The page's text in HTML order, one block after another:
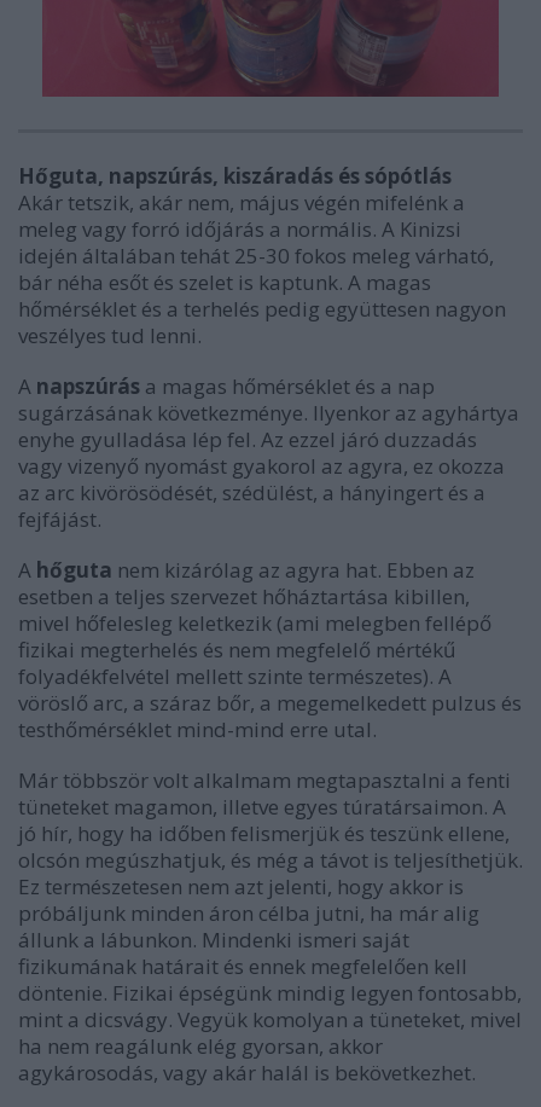
Hőguta, napszúrás, kiszáradás és sópótlás
Akár tetszik, akár nem, május végén mifelénk a
meleg vagy forró időjárás a normális. A Kinizsi
idején általában tehát 25-30 fokos meleg várható,
bár néha esőt és szelet is kaptunk. A magas
hőmérséklet és a terhelés pedig együttesen nagyon
veszélyes tud lenni.
A napszúrás a magas hőmérséklet és a nap
sugárzásának következménye. Ilyenkor az agyhártya
enyhe gyulladása lép fel. Az ezzel járó duzzadás
vagy vizenyő nyomást gyakorol az agyra, ez okozza
az arc kivörösödését, szédülést, a hányingert és a
fejfájást.
A hőguta nem kizárólag az agyra hat. Ebben az
esetben a teljes szervezet hőháztartása kibillen,
mivel hőfelesleg keletkezik (ami melegben fellépő
fizikai megterhelés és nem megfelelő mértékű
folyadékfelvétel mellett szinte természetes). A
vöröslő arc, a száraz bőr, a megemelkedett pulzus és
testhőmérséklet mind-mind erre utal.
Már többször volt alkalmam megtapasztalni a fenti
tüneteket magamon, illetve egyes túratársaimon. A
jó hír, hogy ha időben felismerjük és teszünk ellene,
olcsón megúszhatjuk, és még a távot is teljesíthetjük.
Ez természetesen nem azt jelenti, hogy akkor is
próbáljunk minden áron célba jutni, ha már alig
állunk a lábunkon. Mindenki ismeri saját
fizikumának határait és ennek megfelelően kell
döntenie. Fizikai épségünk mindig legyen fontosabb,
mint a dicsvágy. Vegyük komolyan a tüneteket, mivel
ha nem reagálunk elég gyorsan, akkor
agykárosodás, vagy akár halál is bekövetkezhet.